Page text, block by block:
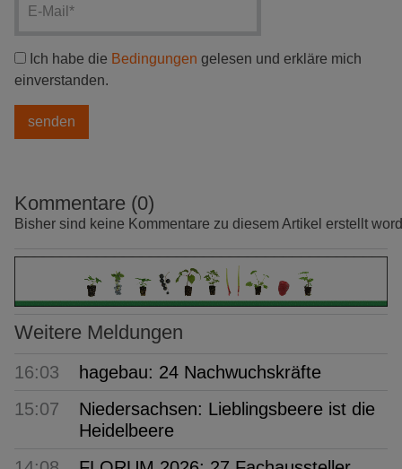
Ich habe die Bedingungen gelesen und erkläre mich
einverstanden.
Kommentare (0)
Bisher sind keine Kommentare zu diesem Artikel erstellt
Weitere Meldungen
16:03
hagebau: 24 Nachwuchskräfte
15:07
Niedersachsen: Lieblingsbeere ist die
Heidelbeere